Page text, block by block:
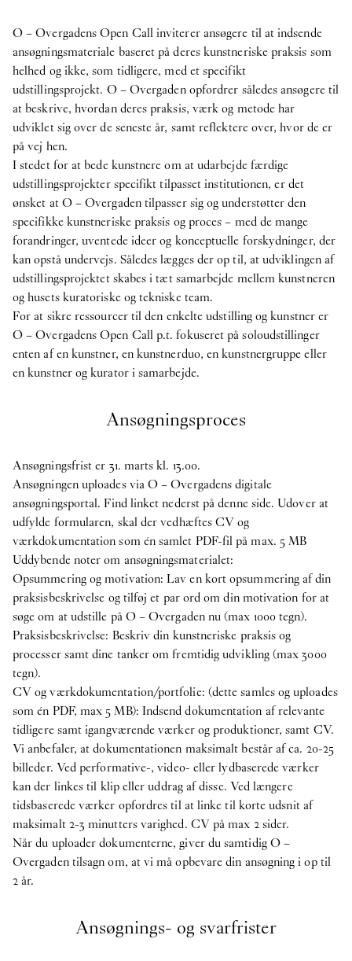
O – Overgadens Open Call inviterer ansøgere til at indsende
ansøgningsmateriale baseret på deres kunstneriske praksis som
helhed og ikke, som tidligere, med et specifikt
udstillingsprojekt. O – Overgaden opfordrer således ansøgere til
at beskrive, hvordan deres praksis, værk og metode har
udviklet sig over de seneste år, samt reflektere over, hvor de er
på vej hen.
I stedet for at bede kunstnere om at udarbejde færdige
udstillingsprojekter specifikt tilpasset institutionen, er det
ønsket at O – Overgaden tilpasser sig og understøtter den
specifikke kunstneriske praksis og proces – med de mange
forandringer, uventede ideer og konceptuelle forskydninger, der
kan opstå undervejs. Således lægges der op til, at udviklingen af
udstillingsprojektet skabes i tæt samarbejde mellem kunstneren
og husets kuratoriske og tekniske team.
For at sikre ressourcer til den enkelte udstilling og kunstner er
O – Overgadens Open Call p.t. fokuseret på soloudstillinger
enten af en kunstner, en kunstnerduo, en kunstnergruppe eller
en kunstner og kurator i samarbejde.
Ansøgningsproces
Ansøgningsfrist er 31. marts kl. 13.00.
Ansøgningen uploades via O – Overgadens digitale
ansøgningsportal. Find linket nederst på denne side. Udover at
udfylde formularen, skal der vedhæftes CV og
værkdokumentation som én samlet PDF-fil på max. 5 MB
Uddybende noter om ansøgningsmaterialet:
Opsummering og motivation: Lav en kort opsummering af din
praksisbeskrivelse og tilføj et par ord om din motivation for at
søge om at udstille på O – Overgaden nu (max 1000 tegn).
Praksisbeskrivelse: Beskriv din kunstneriske praksis og
processer samt dine tanker om fremtidig udvikling (max 3000
tegn).
CV og værkdokumentation/portfolie: (dette samles og uploades
som én PDF, max 5 MB): Indsend dokumentation af relevante
tidligere samt igangværende værker og produktioner, samt CV.
Vi anbefaler, at dokumentationen maksimalt består af ca. 20-25
billeder. Ved performative-, video- eller lydbaserede værker
kan der linkes til klip eller uddrag af disse. Ved længere
tidsbaserede værker opfordres til at linke til korte udsnit af
maksimalt 2-3 minutters varighed. CV på max 2 sider.
Når du uploader dokumenterne, giver du samtidig O –
Overgaden tilsagn om, at vi må opbevare din ansøgning i op til
2 år.
Ansøgnings- og svarfrister